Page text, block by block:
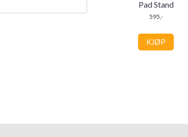
Pad Stand
595,-
KJØP